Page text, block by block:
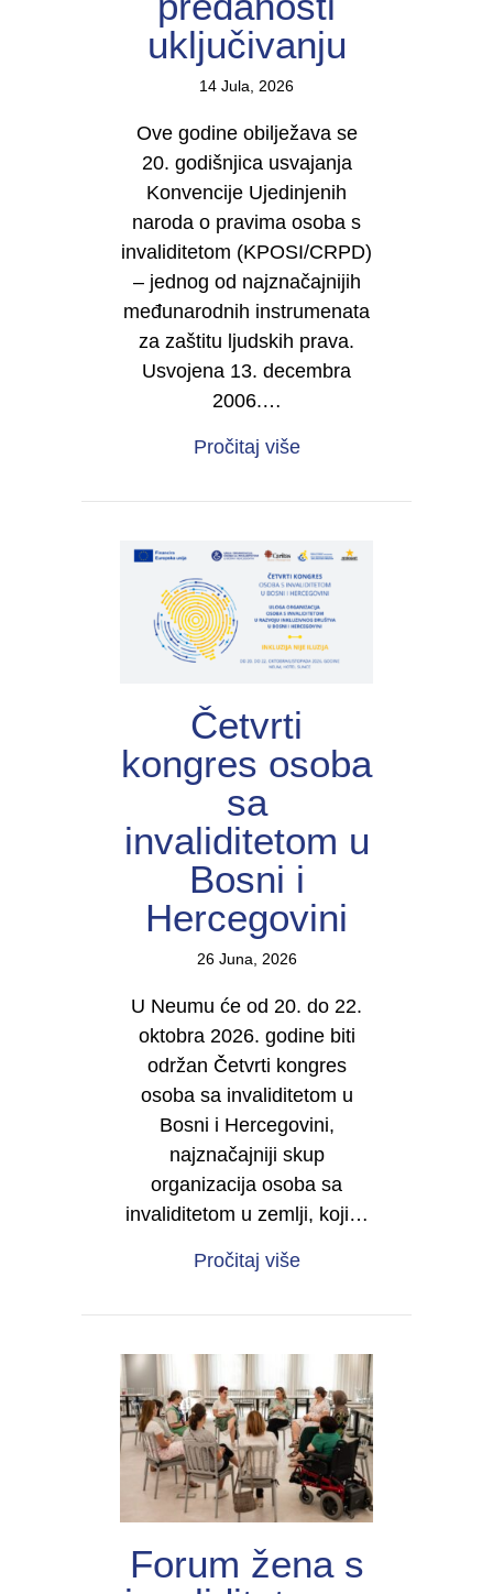
uključivanju
14 Jula, 2026
Ove godine obilježava se
20. godišnjica usvajanja
Konvencije Ujedinjenih
naroda o pravima osoba s
invaliditetom (KPOSI/CRPD)
– jednog od najznačajnijih
međunarodnih instrumenata
za zaštitu ljudskih prava.
Usvojena 13. decembra
2006.…
Pročitaj višeabout 20 godina
Četvrti
kongres osoba
sa
invaliditetom u
Bosni i
Hercegovini
26 Juna, 2026
U Neumu će od 20. do 22.
oktobra 2026. godine biti
održan Četvrti kongres
osoba sa invaliditetom u
Bosni i Hercegovini,
najznačajniji skup
organizacija osoba sa
invaliditetom u zemlji, koji…
Pročitaj višeabout Četvrti
Forum žena s